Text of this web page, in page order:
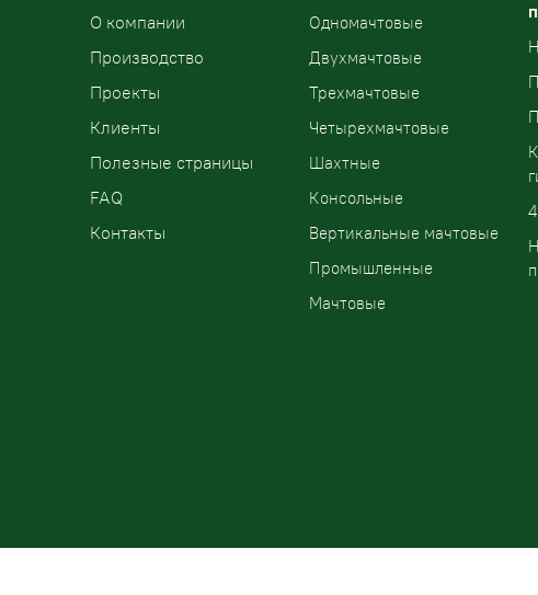
О компании
Производство
Проекты
Клиенты
Полезные страницы
FAQ
Контакты
Одномачтовые
Двухмачтовые
Трехмачтовые
Четырехмачтовые
Шахтные
Консольные
Вертикальные мачтовые
Промышленные
Мачтовые